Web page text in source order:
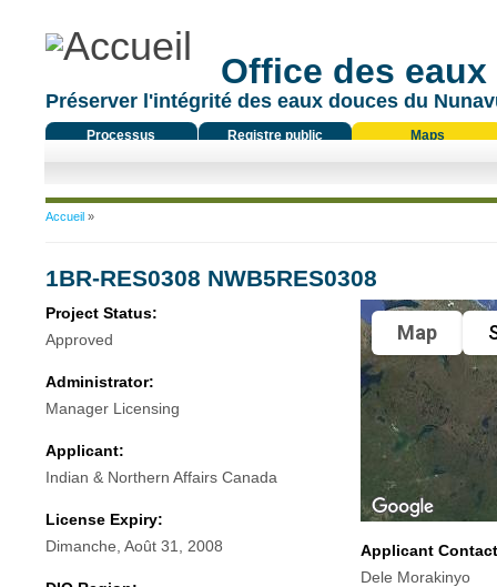
Office des
Préserver l'intégrité des eaux douces du
Processus
Registre public Maps
Vous êtes ici
Accueil»
1BR-RES0308 NWB5RES0308
Project Status:
Approved
Administrator:
Manager Licensing
Applicant:
Indian & Northern Affairs Canada
License Expiry:
Dimanche, Août 31, 2008
Map
Applicant
Dele Morakinyo